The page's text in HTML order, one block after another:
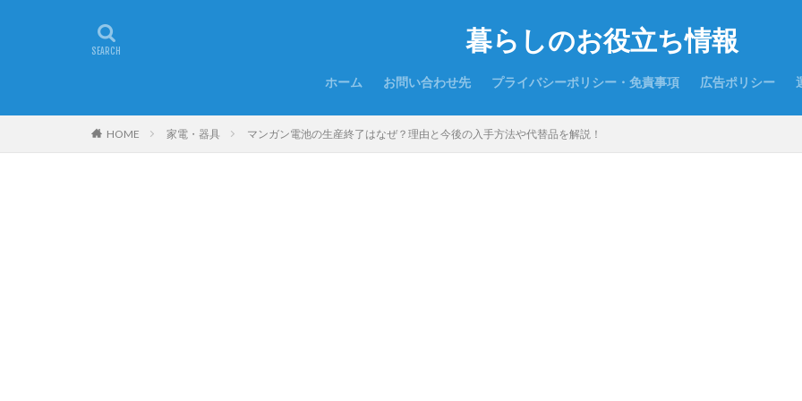
暮らしのお役立ち情報
ホーム お問い合わせ先 プライバシーポリシー・免責事項 広告ポリシー
HOME 家電・器具 マンガン電池の生産終了はなぜ？理由と今後の入手方法や代替品を解説！